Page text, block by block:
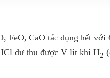
FeO, CaO tác dụng hết
dư thu được V lít khí H2